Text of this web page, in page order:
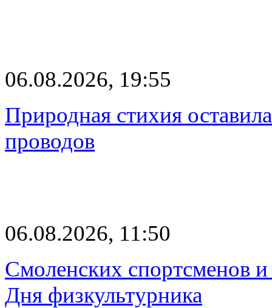
06.08.2026, 19:55
Природная стихия
проводов
06.08.2026, 11:50
Смоленских спортсменов
Дня физкультурника